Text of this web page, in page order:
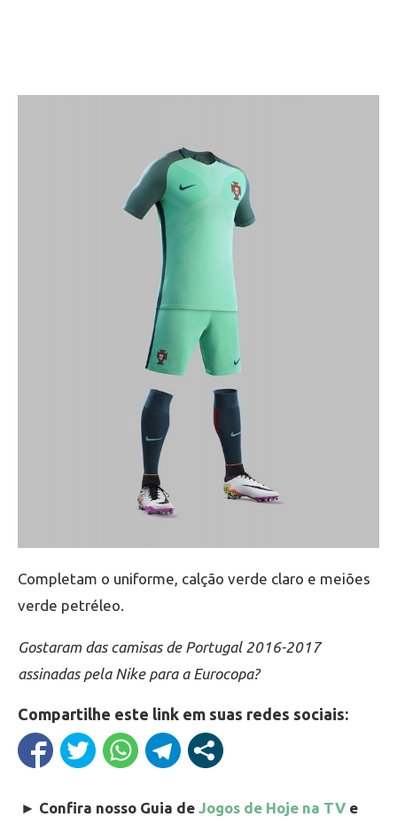
Completam o uniforme, calção verde claro e meiões
verde petréleo.
Gostaram das camisas de Portugal 2016-2017
assinadas pela Nike para a Eurocopa?
Compartilhe este link em suas redes sociais:
► Confira nosso Guia de Jogos de Hoje na TV e